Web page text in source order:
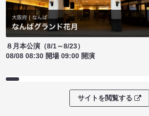
８月本公演（8/1～8/23）
08/08 08:30 開場 09:00 開演
サイトを閲覧する